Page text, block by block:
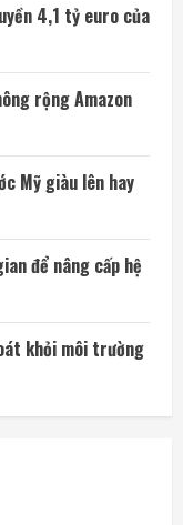
4,1 tỷ euro của
rộng Amazon
Mỹ giàu lên hay
để nâng cấp hệ
khỏi môi trường